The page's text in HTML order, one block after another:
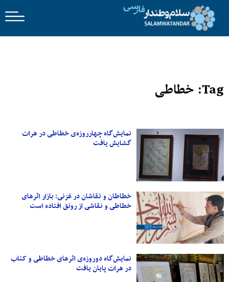
Tag: خطاطی
نمایش‌گاه چهارروزه‌ی خطاطی در هرات
گشایش یافت
خطاطان و نقاشان در غزنی: بازار اثرهای
خطاطی و نقاشی از رونق افتاده است
نمایش‌گاه دوروزه‌ی اثرهای خطاطی و کتاب
در هرات پایان یافت